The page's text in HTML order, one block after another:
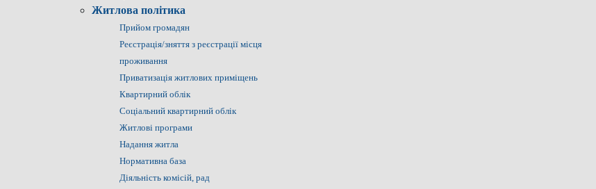
Житлова політика
Прийом громадян
Реєстрація/зняття з реєстрації місця
проживання
Приватизація житлових приміщень
Квартирний облік
Соціальний квартирний облік
Житлові програми
Надання житла
Нормативна база
Діяльність комісій, рад